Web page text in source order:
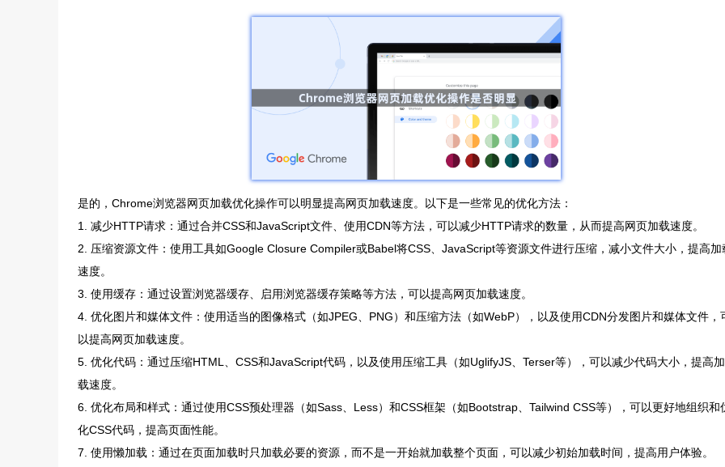
是的，Chrome浏览器网页加载优化操作可以明显提高网页加载速度。以下是一些常见的优化方法：
1. 减少HTTP请求：通过合并CSS和JavaScript文件、使用CDN等方法，可以减少HTTP请求的数量，从而提高网页加载速度。
2. 压缩资源文件：使用工具如Google Closure Compiler或Babel将CSS、JavaScript等资源文件进行压缩，减小文件大小，提高加
速度。
3. 使用缓存：通过设置浏览器缓存、启用浏览器缓存策略等方法，可以提高网页加载速度。
4. 优化图片和媒体文件：使用适当的图像格式（如JPEG、PNG）和压缩方法（如WebP），以及使用CDN分发图片和媒体文件，
以提高网页加载速度。
5. 优化代码：通过压缩HTML、CSS和JavaScript代码，以及使用压缩工具（如UglifyJS、Terser等），可以减少代码大小，提高加
载速度。
6. 优化布局和样式：通过使用CSS预处理器（如Sass、Less）和CSS框架（如Bootstrap、Tailwind CSS等），可以更好地组织和
化CSS代码，提高页面性能。
7. 使用懒加载：通过在页面加载时只加载必要的资源，而不是一开始就加载整个页面，可以减少初始加载时间，提高用户体验。